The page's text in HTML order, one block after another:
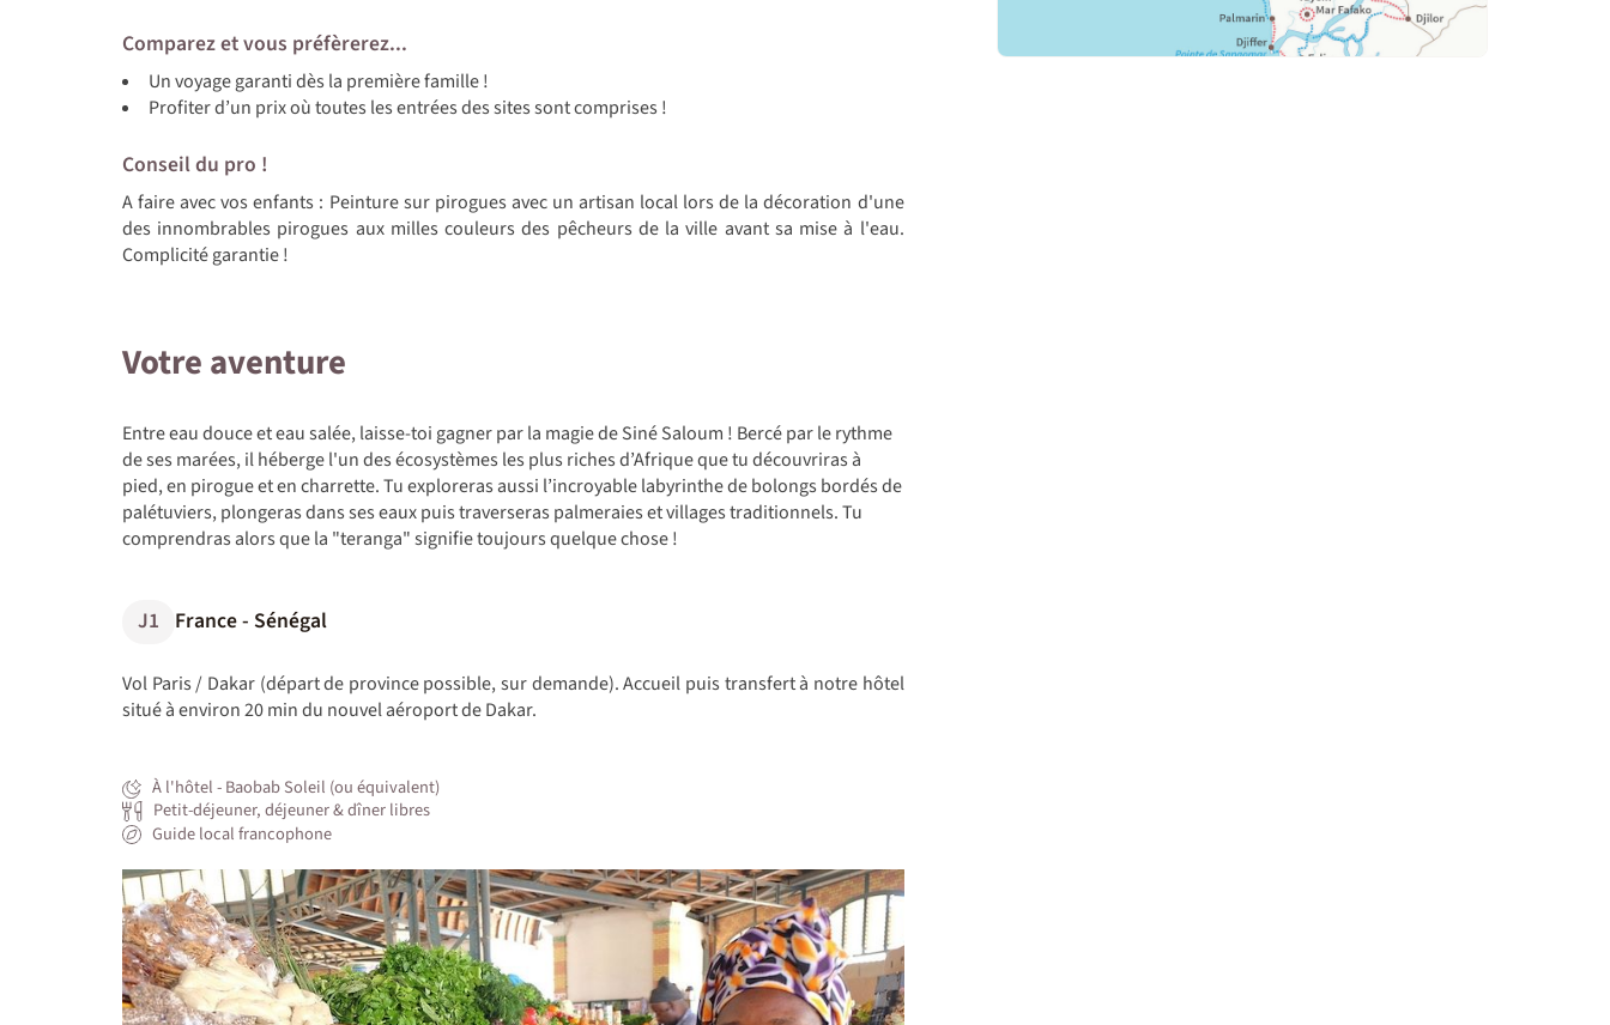
Comparez et vous préfèrerez...
Un voyage garanti dès la première famille !
Profiter d’un prix où toutes les entrées des sites sont comprises !
Conseil du pro !
A faire avec vos enfants : Peinture sur pirogues avec un artisan local lors de la décoration d'une
des innombrables pirogues aux milles couleurs des pêcheurs de la ville avant sa mise à l'eau.
Complicité garantie !
Votre aventure
Entre eau douce et eau salée, laisse-toi gagner par la magie de Siné Saloum ! Bercé par le rythme
de ses marées, il héberge l'un des écosystèmes les plus riches d’Afrique que tu découvriras à
pied, en pirogue et en charrette. Tu exploreras aussi l’incroyable labyrinthe de bolongs bordés de
palétuviers, plongeras dans ses eaux puis traverseras palmeraies et villages traditionnels. Tu
comprendras alors que la "teranga" signifie toujours quelque chose !
J1 France - Sénégal
Vol Paris / Dakar (départ de province possible, sur demande). Accueil puis transfert à notre hôtel
situé à environ 20 min du nouvel aéroport de Dakar.
À l'hôtel - Baobab Soleil (ou équivalent)
Petit-déjeuner, déjeuner & dîner libres
Guide local francophone